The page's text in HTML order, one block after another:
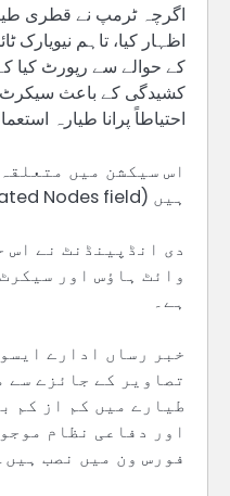
اگرچہ ٹرمپ نے قطری
اظہار کیا، تاہم نیویارک
کے حوالے سے رپورٹ کیا
کشیدگی کے باعث
احتیاطاً پرانا طیارہ
اس سیکشن میں
ہیں (Related Nodes field)
دی انڈپینڈنٹ نے اس
وائٹ ہاؤس اور
ہے۔
خبر رساں ادارے
تصاویر کے جائزے سے
طیارے میں کم از کم
اور دفاعی نظام
فورس ون میں نصب